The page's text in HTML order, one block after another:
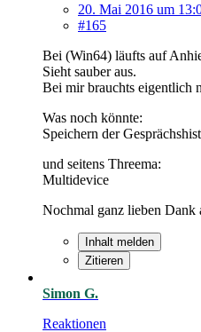
20. Mai 2016 um
#165
Bei (Win64) läufts auf
Sieht sauber aus.
Bei mir brauchts eigentlich
Was noch könnte:
Speichern der
und seitens Threema:
Multidevice
Nochmal ganz lieben Dank
Inhalt melden
Zitieren
Simon G.
Reaktionen